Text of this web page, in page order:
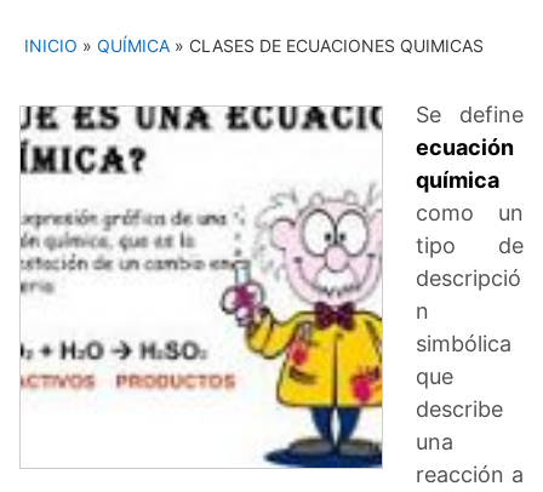
INICIO » QUÍMICA » CLASES DE ECUACIONES QUIMICAS
Se define
ecuación
química
como un
tipo de
descripció
n
simbólica
que
describe
una
reacción a